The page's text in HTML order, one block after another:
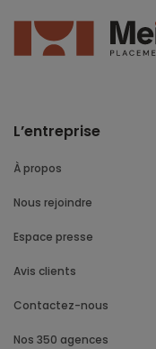
L’entreprise
À propos
Nous rejoindre
Espace presse
Avis clients
Contactez-nous
Nos 350 agences